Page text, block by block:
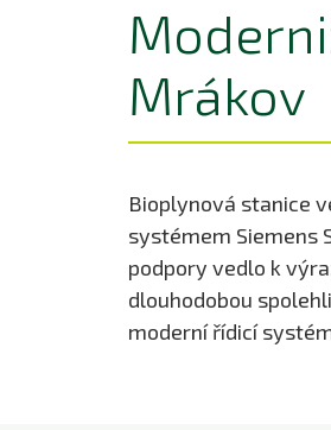
Mrákov
Bioplynová stanice
systémem Siemens
podpory vedlo k
dlouhodobou
moderní řídicí